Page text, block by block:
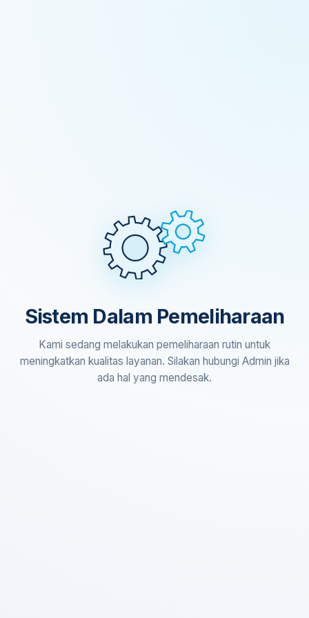
Sistem Dalam Pemeliharaan
Kami sedang melakukan pemeliharaan rutin untuk
meningkatkan kualitas layanan. Silakan hubungi Admin jika
ada hal yang mendesak.